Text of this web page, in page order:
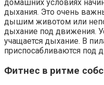
домашних условиях
дыхания. Это очень
дышим животом или
дыхание под движения.
учащается дыхание. В
приспосабливаются под
Фитнес в ритме